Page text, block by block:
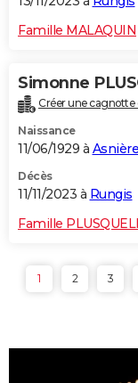
Famille MALAQUIN
Simonne
Créer une cagnotte
Naissance
11/06/1929 à
Décès
11/11/2023 à Rungis
Famille
1 2 3